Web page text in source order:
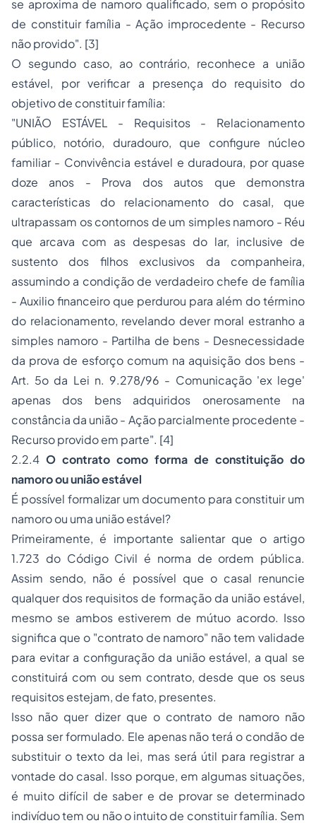
se aproxima de namoro qualificado, sem o propósito
de constituir família - Ação improcedente - Recurso
não provido". [3]
O segundo caso, ao contrário, reconhece a união
estável, por verificar a presença do requisito do
objetivo de constituir família:
"UNIÃO ESTÁVEL - Requisitos - Relacionamento
público, notório, duradouro, que configure núcleo
familiar - Convivência estável e duradoura, por quase
doze anos - Prova dos autos que demonstra
características do relacionamento do casal, que
ultrapassam os contornos de um simples namoro - Réu
que arcava com as despesas do lar, inclusive de
sustento dos filhos exclusivos da companheira,
assumindo a condição de verdadeiro chefe de família
- Auxilio financeiro que perdurou para além do término
do relacionamento, revelando dever moral estranho a
simples namoro - Partilha de bens - Desnecessidade
da prova de esforço comum na aquisição dos bens -
Art. 5o da Lei n. 9.278/96 - Comunicação 'ex lege'
apenas dos bens adquiridos onerosamente na
constância da união - Ação parcialmente procedente -
Recurso provido em parte". [4]
2.2.4 O contrato como forma de constituição do
namoro ou união estável
É possível formalizar um documento para constituir um
namoro ou uma união estável?
Primeiramente, é importante salientar que o artigo
1.723 do Código Civil é norma de ordem pública.
Assim sendo, não é possível que o casal renuncie
qualquer dos requisitos de formação da união estável,
mesmo se ambos estiverem de mútuo acordo. Isso
significa que o "contrato de namoro" não tem validade
para evitar a configuração da união estável, a qual se
constituirá com ou sem contrato, desde que os seus
requisitos estejam, de fato, presentes.
Isso não quer dizer que o contrato de namoro não
possa ser formulado. Ele apenas não terá o condão de
substituir o texto da lei, mas será útil para registrar a
vontade do casal. Isso porque, em algumas situações,
é muito difícil de saber e de provar se determinado
indivíduo tem ou não o intuito de constituir família. Sem